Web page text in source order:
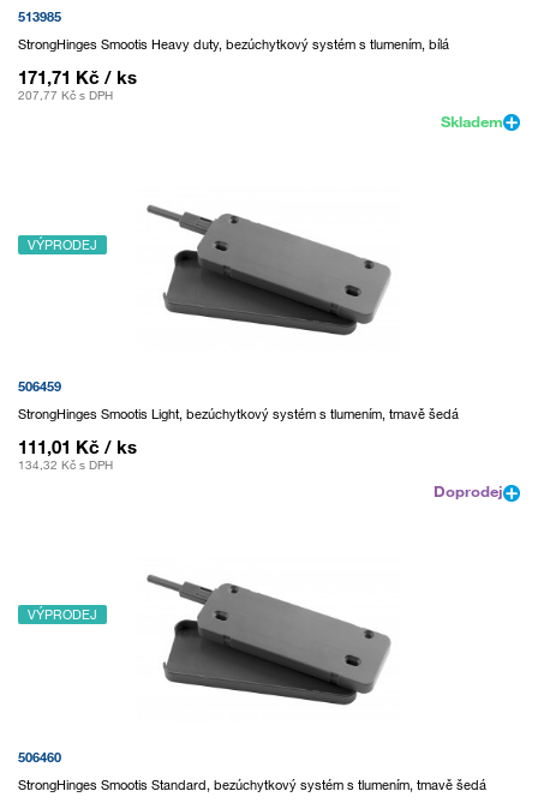
513985
StrongHinges Smootis Heavy duty, bezúchytkový systém s tlumením, bílá
171,71 Kč / ks
207,77 Kč s DPH
Skladem
VÝPRODEJ
506459
StrongHinges Smootis Light, bezúchytkový systém s tlumením, tmavě šedá
111,01 Kč / ks
134,32 Kč s DPH
Doprodej
VÝPRODEJ
506460
StrongHinges Smootis Standard, bezúchytkový systém s tlumením, tmavě šedá